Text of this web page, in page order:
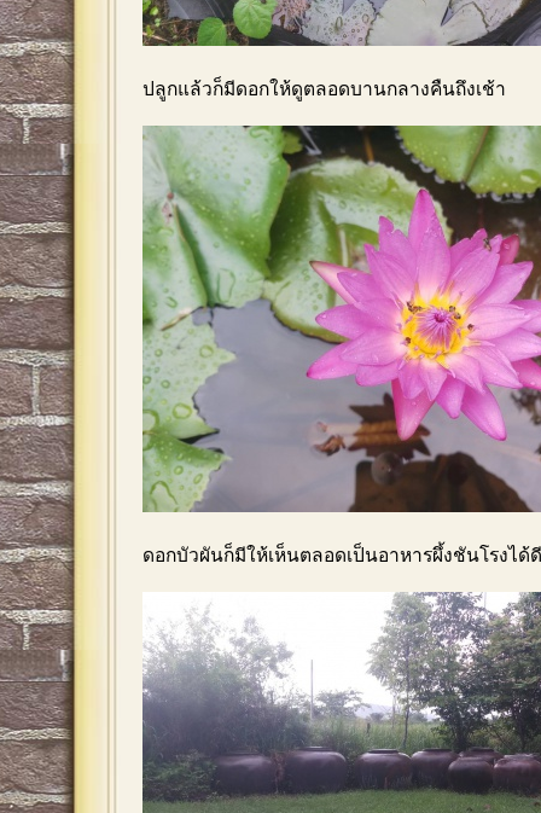
ปลูกแล้วก็มีดอกให้ดูตลอดบานกลางคืนถึงเช้า
ดอกบัวผันก็มีให้เห็นตลอดเป็นอาหารผึ้งชันโรงได้ดี